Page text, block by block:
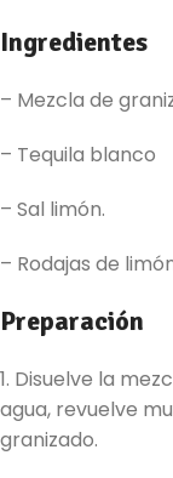
Ingredientes
– Mezcla de
– Tequila blanco
– Sal limón.
– Rodajas de
Preparación
1. Disuelve la
agua, revuelve
granizado.